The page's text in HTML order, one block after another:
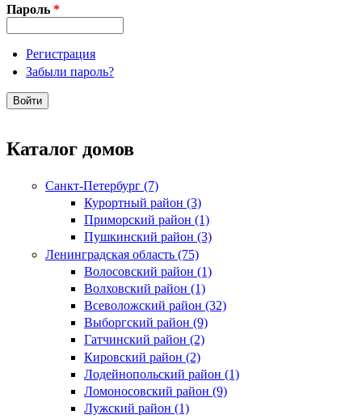
Пароль *
Регистрация
Забыли пароль?
Каталог домов
Санкт-Петербург (7)
Курортный район (3)
Приморский район (1)
Пушкинский район (3)
Ленинградская область (75)
Волосовский район (1)
Волховский район (1)
Всеволожский район (32)
Выборгский район (9)
Гатчинский район (2)
Кировский район (2)
Лодейнопольский район (1)
Ломоносовский район (9)
Лужский район (1)